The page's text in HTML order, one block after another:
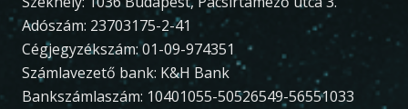
Adószám: 23703175-2-41
Cégjegyzékszám: 01-09-974351
Számlavezető bank: K&H Bank
Bankszámlaszám: 10401055-50526549-56551033